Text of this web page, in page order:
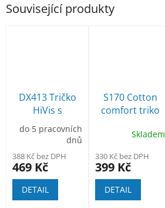
Související produkty
DX413 Tričko
HiVis s
reflexními
pruhy
do 5 pracovních
dnů
388 Kč bez DPH
469 Kč
DETAIL
S170 Cotton
comfort triko
Skladem
330 Kč bez DPH
399 Kč
DETAIL